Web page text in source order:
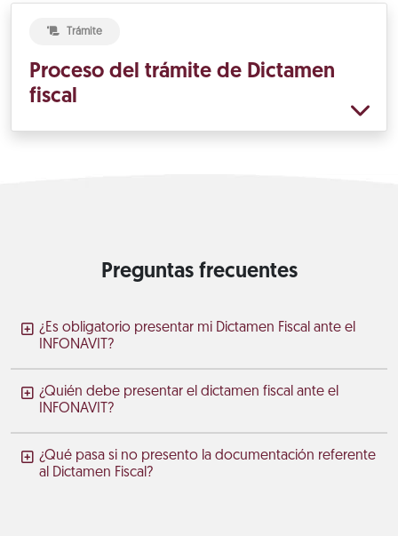
Trámite
Proceso del trámite de Dictamen
fiscal
Preguntas frecuentes
¿Es obligatorio presentar mi Dictamen Fiscal ante el
INFONAVIT?
¿Quién debe presentar el dictamen fiscal ante el
INFONAVIT?
¿Qué pasa si no presento la documentación referente
al Dictamen Fiscal?